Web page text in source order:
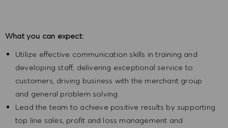
What you can expect:
Utilize effective communication skills in training and
developing staff, delivering exceptional service to
customers, driving business with the merchant group
and general problem solving.
Lead the team to achieve positive results by supporting
top line sales, profit and loss management and